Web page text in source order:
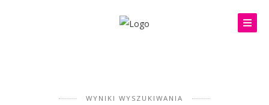
WYNIKI WYSZUKIWANIA